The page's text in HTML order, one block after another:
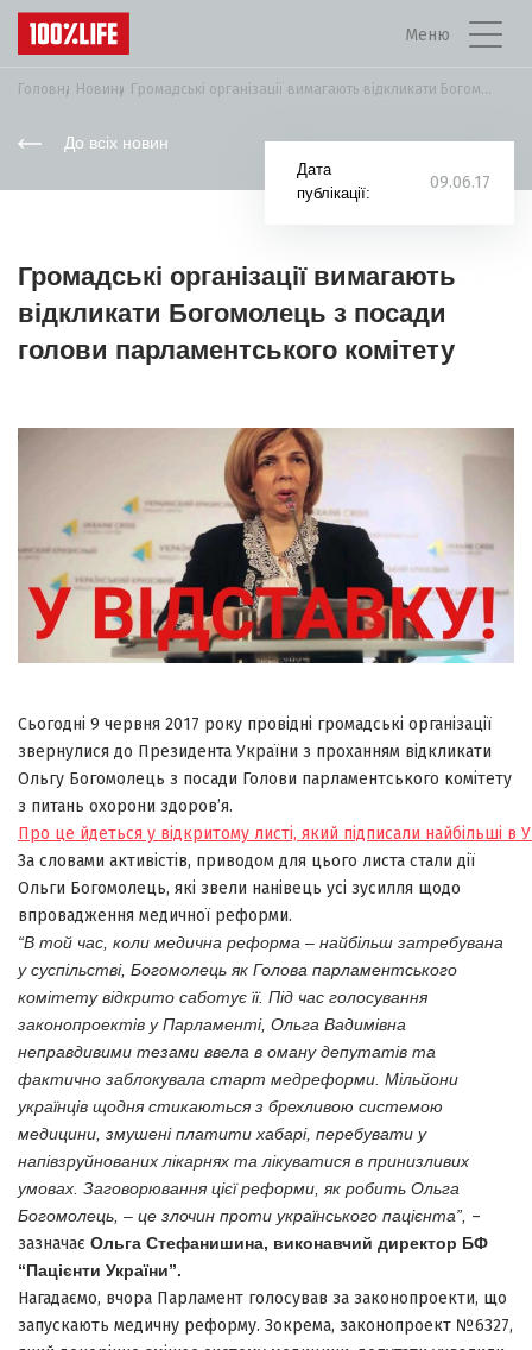
Меню
Головна Новини Громадські організації вимагають відкликати Богомолець з посади...
До всіх новин
Дата
публікації:
09.06.17
Громадські організації вимагають
відкликати Богомолець з посади
голови парламентського комітету
Сьогодні 9 червня 2017 року провідні громадські організації
звернулися до Президента України з проханням відкликати
Ольгу Богомолець з посади Голови парламентського комітету
з питань охорони здоров’я.
Про це йдеться у відкритому листі, який підписали найбільші в
За словами активістів, приводом для цього листа стали дії
Ольги Богомолець, які звели нанівець усі зусилля щодо
впровадження медичної реформи.
“В той час, коли медична реформа – найбільш затребувана
у суспільстві, Богомолець як Голова парламентського
комітету відкрито саботує її. Під час голосування
законопроектів у Парламенті, Ольга Вадимівна
неправдивими тезами ввела в оману депутатів та
фактично заблокувала старт медреформи. Мільйони
українців щодня стикаються з брехливою системою
медицини, змушені платити хабарі, перебувати у
напівзруйнованих лікарнях та лікуватися в принизливих
умовах. Заговорювання цієї реформи, як робить Ольга
Богомолець, – це злочин проти українського пацієнта”, –
зазначає Ольга Стефанишина, виконавчий директор БФ
“Пацієнти України”.
Нагадаємо, вчора Парламент голосував за законопроекти, що
запускають медичну реформу. Зокрема, законопроект №6327,